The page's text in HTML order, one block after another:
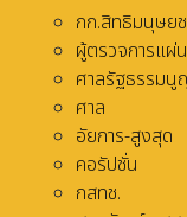
กก.สิทธิมนุษย
ผู้ตรวจการแผ่
ศาลรัฐธรรม
ศาล
อัยการ-สูงสุด
คอรัปชั่น
กสทช.